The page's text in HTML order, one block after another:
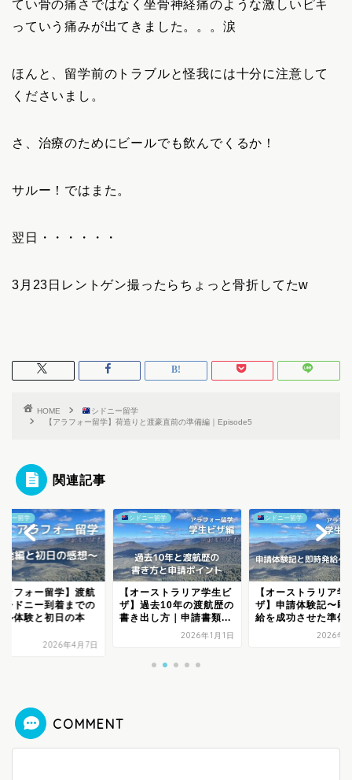
てい骨の痛さではなく坐骨神経痛のような激しいピキ
っていう痛みが出てきました。。。涙
ほんと、留学前のトラブルと怪我には十分に注意して
くださいまし。
さ、治療のためにビールでも飲んでくるか！
サルー！ではまた。
翌日・・・・・・
3月23日レントゲン撮ったらちょっと骨折してたw
HOME
シドニー留学
【アラフォー留学】荷造りと渡豪直前の準備編｜Episode5
関連記事
ニー留学
ラフォー留学】渡航
シドニー到着までの
ル体験と初日の本
2026年4月7日
シドニー留学
【オーストラリア学生ビ
ザ】過去10年の渡航歴の
書き出し方｜申請書類...
2026年1月1日
シドニー留学
【オーストラリア学
ザ】申請体験記〜即
給を成功させた準備
2026年1
COMMENT